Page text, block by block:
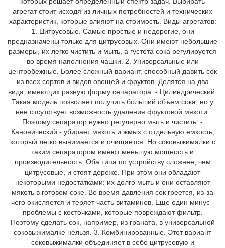
агрегат стоит исходя из личных потребностей и технических
характеристик, которые влияют на стоимость. Виды агрегатов:
1. Цитрусовые. Самые простые и недорогие, они
предназначены только для цитрусовых. Они имеют небольшие
размеры, их легко чистить и мыть, а густота сока регулируется
во время наполнения чашки. 2. Универсальные или
центробежные. Более сложный вариант, способный давить сок
из всех сортов и видов овощей и фруктов. Делятся на два
вида, имеющих разную форму сепаратора: - Цилиндрический.
Такая модель позволяет получить больший объем сока, но у
нее отсутствует возможность удаления фруктовой мякоти.
Поэтому сепаратор нужно регулярно мыть и чистить. -
Канонический - убирает мякоть и жмых с отдельную емкость,
который легко вынимается и очищается. Но соковыжималки с
таким сепаратором имеют меньшую мощность и
производительность. Оба типа по устройству сложнее, чем
цитрусовые, и стоят дороже. При этом они обладают
некоторыми недостатками: их долго мыть и они оставляют
мякоть в готовом соке. Во время давления сок греется, из-за
чего окисляется и теряет часть витаминов. Еще один минус -
проблемы с косточками, которые повреждают фильтр.
Поэтому сделать сок, например, из граната, в универсальной
соковыжималке нельзя. 3. Комбинированные. Этот вариант
соковыжималки объединяет в себе цитрусовую и